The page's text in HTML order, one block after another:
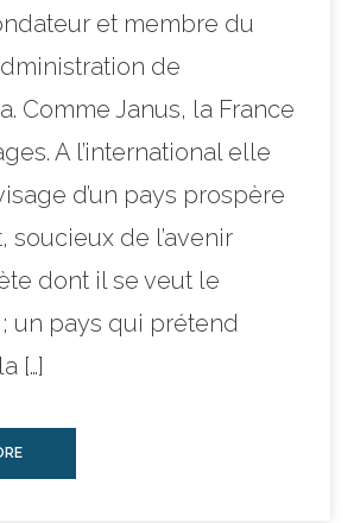
et membre du
de
Comme Janus, la France
A l’international elle
d’un pays prospère
soucieux de l’avenir
dont il se veut le
un pays qui prétend
[…]